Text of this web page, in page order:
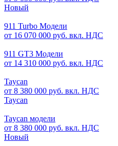
Новый
911 Turbo Модели
от 16 070 000 руб. вкл. НДС
911 GT3 Модели
от 14 310 000 руб. вкл. НДС
Taycan
от 8 380 000 руб. вкл. НДС
Taycan
Taycan модели
от 8 380 000 руб. вкл. НДС
Новый